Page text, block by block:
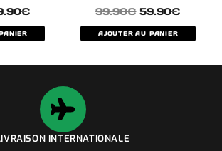
€ 99.90€ 59.90€
AJOUTER AU PANIER
INTERNATIONALE